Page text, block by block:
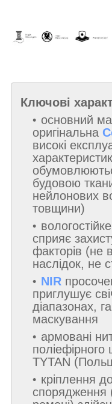
Ключові
основний
оригінальна
високі
будовою
нейлонових
товщини)
сприяє
факторів (не
наслідок, не
NIR
приглушує
діапазонах,
маскування
армовані
поліефірного
TYTAN
кріплення
спорядження